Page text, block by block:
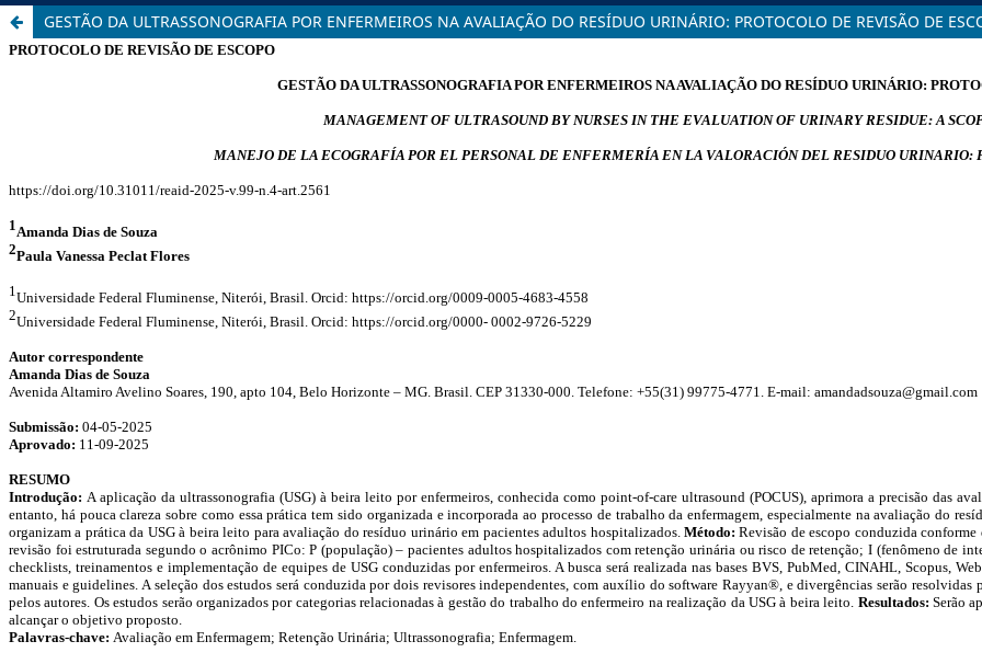
GESTÃO DA ULTRASSONOGRAFIA POR ENFERMEIROS NA AVALIAÇÃO DO RESÍDUO URINÁRIO: PROTOCOLO DE REVISÃO DE